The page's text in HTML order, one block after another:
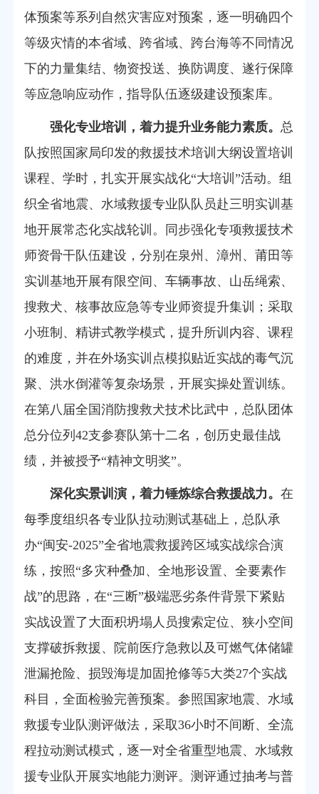
体预案等系列自然灾害应对预案，逐一明确四个
等级灾情的本省域、跨省域、跨台海等不同情况
下的力量集结、物资投送、换防调度、遂行保障
等应急响应动作，指导队伍逐级建设预案库。
强化专业培训， 着力提升业务能力素质。 总
队按照国家局印发的救援技术培训大纲设置培训
课程、学时，扎实开展实战化“大培训”活动。组
织全省地震、水域救援专业队队员赴三明实训基
地开展常态化实战轮训。同步强化专项救援技术
师资骨干队伍建设，分别在泉州、漳州、莆田等
实训基地开展有限空间、车辆事故、山岳绳索、
搜救犬、核事故应急等专业师资提升集训 ； 采取
小班制、精讲式教学模式，提升所训内容、课程
的难度，并在外场实训点模拟贴近实战的毒气沉
聚、洪水倒灌等复杂场景，开展实操处置训练。
在第八届全国消防搜救犬技术比武中，总队团体
总分位列42支参赛队第十二名，创历史最佳战
绩，并被授予“精神文明奖”。
深化实景训演， 着力锤炼综合救援战力。 在
每季度组织各专业队拉动测试基础上，总队 承
办“闽安-2025”全省地震救援跨区域实战综合演
练， 按照“多灾种叠加、全地形设置、全要素作
战”的思路，在“三断”极端恶劣条件背景下紧贴
实战设置了大面积坍塌人员搜索定位、狭小空间
支撑破拆救援、院前医疗急救以及可燃气体储罐
泄漏抢险、损毁海堤加固抢修等5大类27个实战
科目， 全面检验完善预案。参照国家地震、水域
救援专业队测评做法，采取36小时不间断、全流
程拉动测试模式， 逐一对全省重型地震、水域救
援专业队开展实地能力测评。测评通过抽考与普